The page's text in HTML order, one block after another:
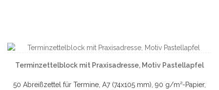
Terminzettelblock mit Praxisadresse, Motiv Pastellapfel
50 Abreißzettel für Termine, A7 (74x105 mm), 90 g/m²-Papier,